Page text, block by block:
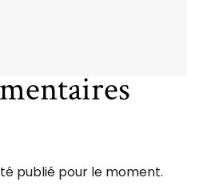
publié pour le moment.